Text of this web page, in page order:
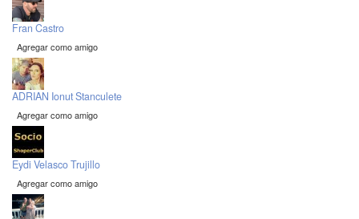
Fran Castro
Agregar como amigo
ADRIAN Ionut Stanculete
Agregar como amigo
Eydi Velasco Trujillo
Agregar como amigo